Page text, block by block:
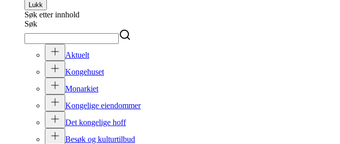
Lukk
Søk etter innhold
Søk
Aktuelt
Kongehuset
Monarkiet
Kongelige eiendommer
Det kongelige hoff
Besøk og kulturtilbud